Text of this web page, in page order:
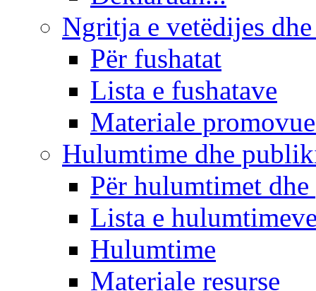
Ngritja e vetëdijes
Për fushatat
Lista e fushatave
Materiale
Hulumtime dhe
Për hulumtimet
Lista e
Hulumtime
Materiale resurse